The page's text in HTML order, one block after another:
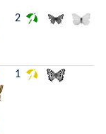
2
1